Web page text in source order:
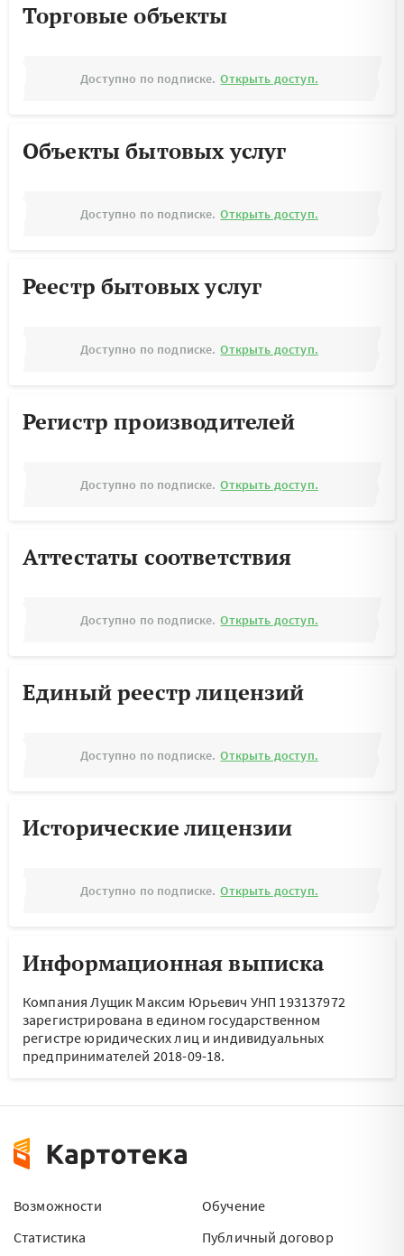
Торговые объекты
Доступно по подписке. Открыть доступ.
Объекты бытовых услуг
Доступно по подписке. Открыть доступ.
Реестр бытовых услуг
Доступно по подписке. Открыть доступ.
Регистр производителей
Доступно по подписке. Открыть доступ.
Аттестаты соответствия
Доступно по подписке. Открыть доступ.
Единый реестр лицензий
Доступно по подписке. Открыть доступ.
Исторические лицензии
Доступно по подписке. Открыть доступ.
Информационная выписка
Компания Лущик Максим Юрьевич УНП 193137972
зарегистрирована в едином государственном
регистре юридических лиц и индивидуальных
предпринимателей 2018-09-18.
Возможности
Статистика
Обучение
Публичный договор